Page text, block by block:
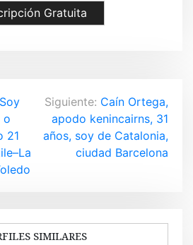
Gratuita
Soy
o
21
Siguiente: Caín Ortega,
apodo kenincairns, 31
años, soy de Catalonia,
ciudad Barcelona
SIMILARES